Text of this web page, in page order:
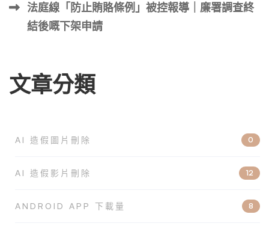
法庭線「防止賄賂條例」被控報導｜廉署調查終
結後嘅下架申請
文章分類
AI 造假圖片刪除 0
AI 造假影片刪除 12
ANDROID APP 下載量 8